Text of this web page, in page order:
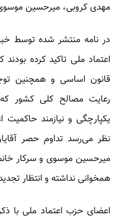
مهدی کروبی، میرحسین موسوی
در نامه منتشر شده توسط
اعتماد ملی تاکید کرده
قانون اساسی و همچنین
رعایت مصالح کلی کشور
یکپارچگی و نیازمند
نظر می‌رسد تداوم حصر
میرحسین موسوی و سرکار خانم
همخوانی نداشته و انتظار
اعضای حزب اعتماد ملی با